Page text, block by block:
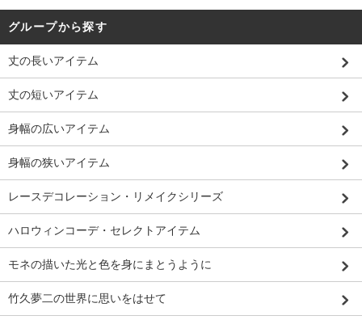
グループから探す
丈の長いアイテム
丈の短いアイテム
身幅の広いアイテム
身幅の狭いアイテム
レースデコレーション・リメイクシリーズ
ハロウィンコーデ・セレクトアイテム
モネの描いた光と色を身にまとうように
竹久夢二の世界に思いをはせて